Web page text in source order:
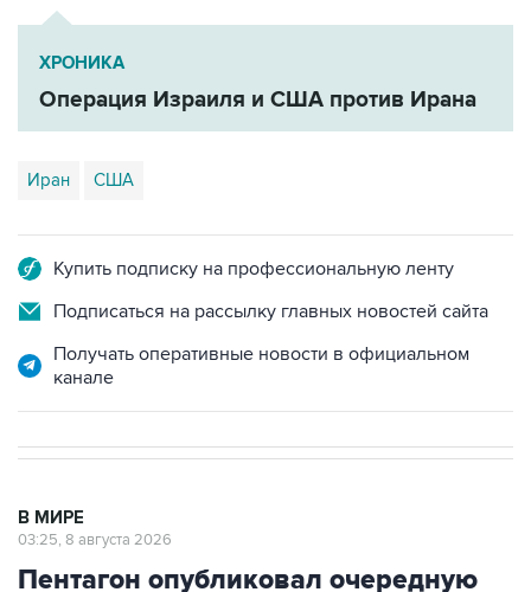
ХРОНИКА
Операция Израиля и США против Ирана
Иран США
Купить подписку на профессиональную ленту
Подписаться на рассылку главных новостей сайта
Получать оперативные новости в официальном
канале
В МИРЕ
03:25, 8 августа 2026
Пентагон опубликовал очередную